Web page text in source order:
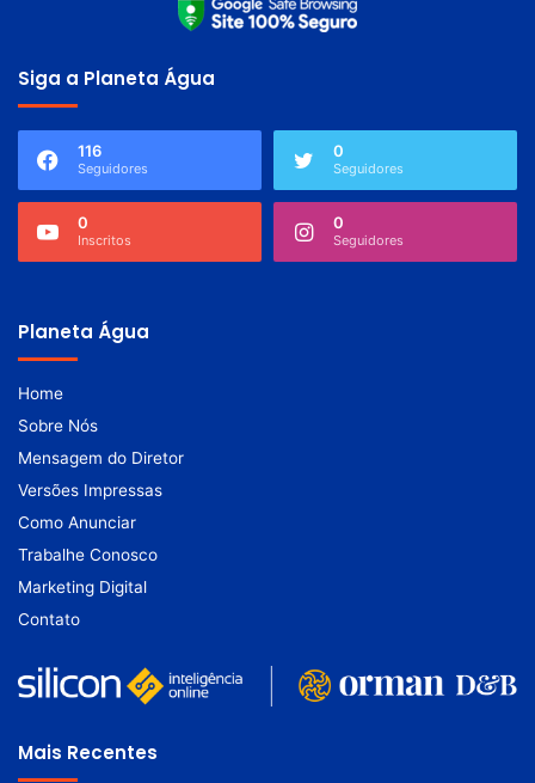
Siga a Planeta Água
116
Seguidores
0
Seguidores
0
Inscritos
0
Seguidores
Planeta Água
Home
Sobre Nós
Mensagem do Diretor
Versões Impressas
Como Anunciar
Trabalhe Conosco
Marketing Digital
Contato
Mais Recentes